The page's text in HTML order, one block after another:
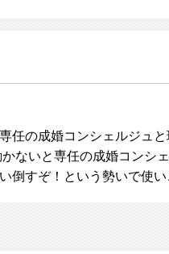
任の成婚コンシェルジュ
ないと専任の成婚コンシ
倒すぞ！という勢いで使